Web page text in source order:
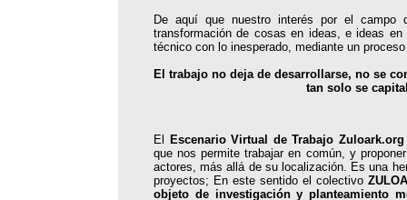
De aquí que nuestro interés por el campo
transformación de cosas en ideas, e ideas
técnico con lo inesperado, mediante un
El trabajo no deja de desarrollarse, no se
tan solo se capitaliza en
El Escenario Virtual de Trabajo Zuloark.org
que nos permite trabajar en común, y
actores, más allá de su localización. Es una
proyectos; En este sentido el colectivo
objeto de investigación y planteamiento